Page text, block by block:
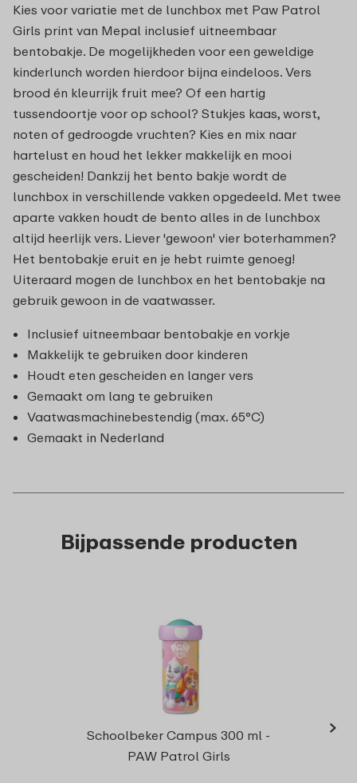
Kies voor variatie met de lunchbox met Paw Patrol
Girls print van Mepal inclusief uitneembaar
bentobakje. De mogelijkheden voor een geweldige
kinderlunch worden hierdoor bijna eindeloos. Vers
brood én kleurrijk fruit mee? Of een hartig
tussendoortje voor op school? Stukjes kaas, worst,
noten of gedroogde vruchten? Kies en mix naar
hartelust en houd het lekker makkelijk en mooi
gescheiden! Dankzij het bento bakje wordt de
lunchbox in verschillende vakken opgedeeld. Met twee
aparte vakken houdt de bento alles in de lunchbox
altijd heerlijk vers. Liever 'gewoon' vier boterhammen?
Het bentobakje eruit en je hebt ruimte genoeg!
Uiteraard mogen de lunchbox en het bentobakje na
gebruik gewoon in de vaatwasser.
Inclusief uitneembaar bentobakje en vorkje
Makkelijk te gebruiken door kinderen
Houdt eten gescheiden en langer vers
Gemaakt om lang te gebruiken
Vaatwasmachinebestendig (max. 65°C)
Gemaakt in Nederland
Bijpassende producten
Schoolbeker Campus 300 ml -
PAW Patrol Girls
›